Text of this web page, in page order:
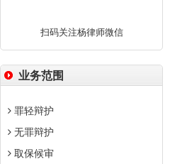
扫码关注杨律师微信
业务范围
罪轻辩护
无罪辩护
取保候审